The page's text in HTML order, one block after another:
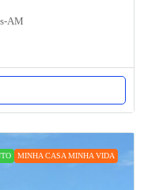
AM
MINHA CASA MINHA VIDA